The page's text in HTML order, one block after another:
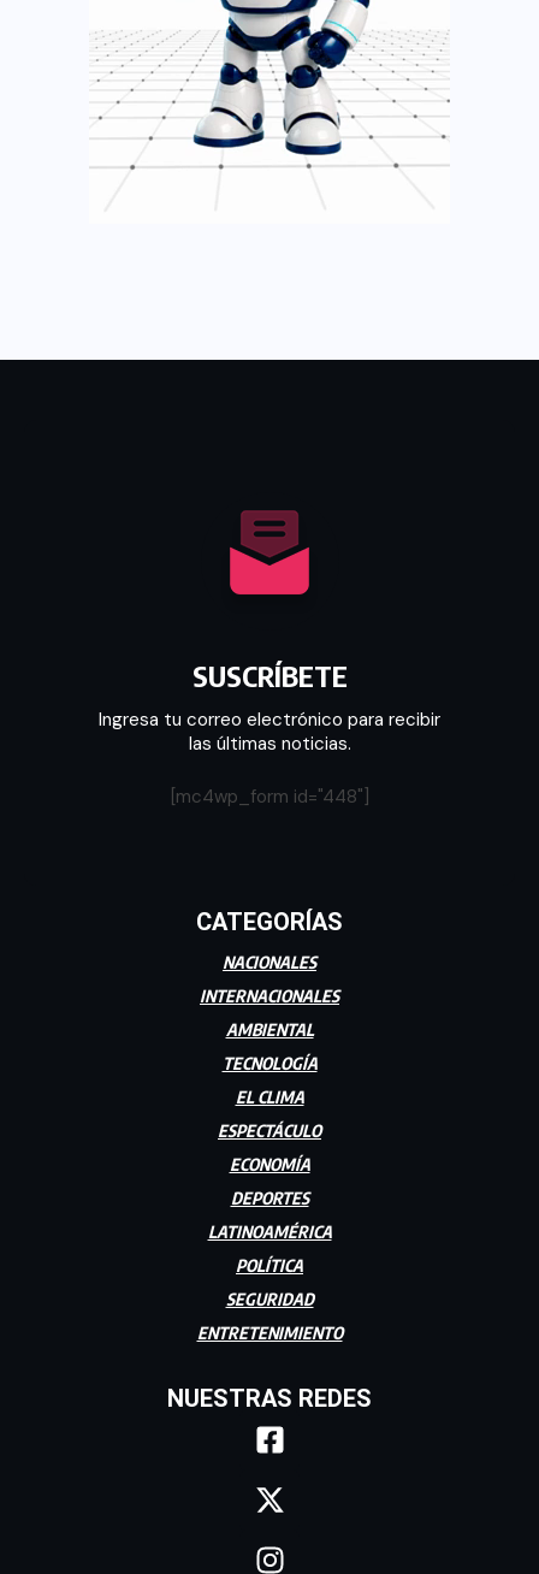
SUSCRÍBETE
Ingresa tu correo electrónico para recibir
las últimas noticias.
[mc4wp_form id="448"]
CATEGORÍAS
NACIONALES
INTERNACIONALES
AMBIENTAL
TECNOLOGÍA
EL CLIMA
ESPECTÁCULO
ECONOMÍA
DEPORTES
LATINOAMÉRICA
POLÍTICA
SEGURIDAD
ENTRETENIMIENTO
NUESTRAS REDES